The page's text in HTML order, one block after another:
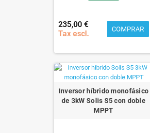
235,00 €
Tax escl.
COMPRAR
Inversor híbrido monofásico
de 3kW Solis S5 con doble
MPPT